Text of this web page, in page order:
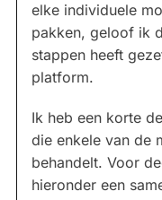
elke individuele
pakken, geloof ik
stappen heeft
platform.
Ik heb een korte
die enkele van de
behandelt. Voor
hieronder een